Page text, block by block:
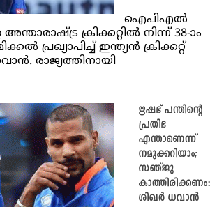
ഐപിഎൽ
ക്രിക്കറ്റില്‍ നിന്ന് 38-ാം
പ്രഖ്യാപിച്ച് ഇന്ത്യന്‍ ക്രിക്കറ്റ്
രാജ്യത്തിനായി
ഋഷഭ് പന്തിന്‍റെ
പ്രതിഭ
എന്താണെന്ന്
നമുക്കറിയാം;
സഞ്ജു
കാത്തിരിക്കണം:
ശിഖർ ധവാൻ